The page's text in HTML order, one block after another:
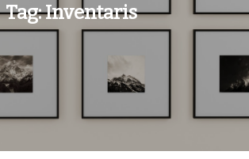
Tag:Inventaris